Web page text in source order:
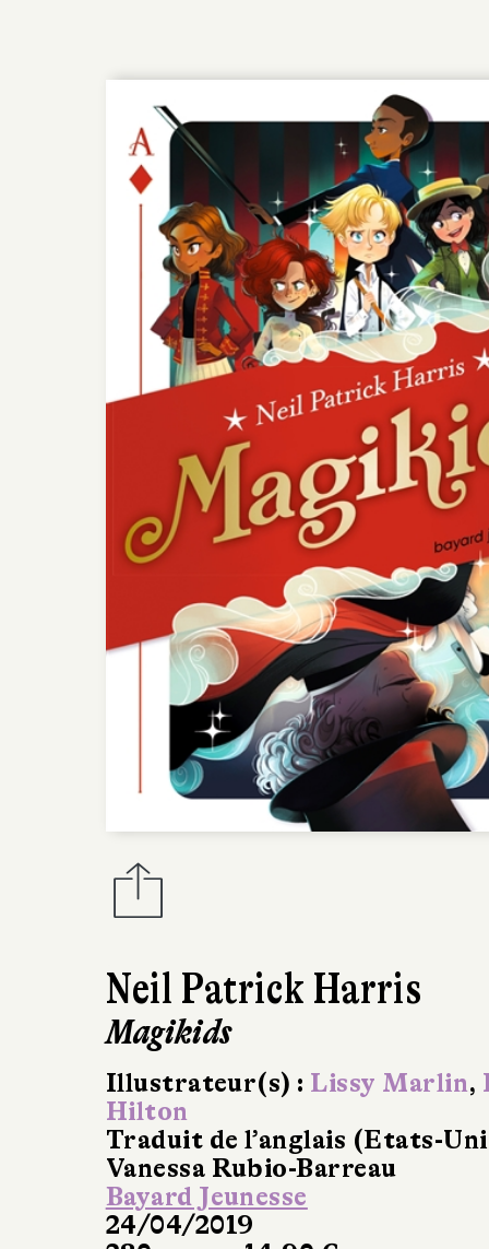
Neil Patrick Harris
Magikids
Illustrateur(s) : Lissy Marlin,
Hilton
Traduit de l’anglais (Etats-
Vanessa Rubio-Barreau
Bayard Jeunesse
24/04/2019